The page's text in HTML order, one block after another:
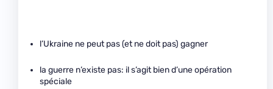
l’Ukraine ne peut pas (et ne doit pas) gagner
la guerre n’existe pas: il s’agit bien d’une opération
spéciale